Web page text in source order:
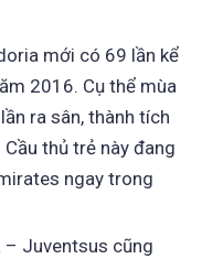
mới có 69 lần kể
2016. Cụ thể mùa
ra sân, thành tích
thủ trẻ này đang
ngay trong
– Juventsus cũng